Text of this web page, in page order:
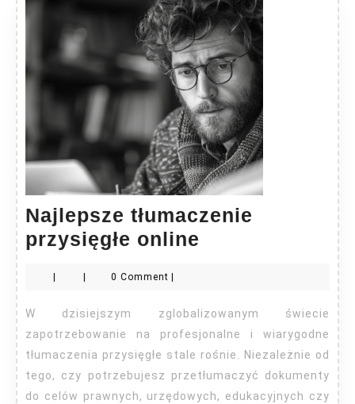
Najlepsze tłumaczenie
przysięgłe online
online
0 Comment
W dzisiejszym zglobalizowanym świecie
zapotrzebowanie na profesjonalne i wiarygodne
tłumaczenia przysięgłe stale rośnie. Niezależnie od
tego, czy potrzebujesz przetłumaczyć dokumenty
do celów prawnych, urzędowych, edukacyjnych czy